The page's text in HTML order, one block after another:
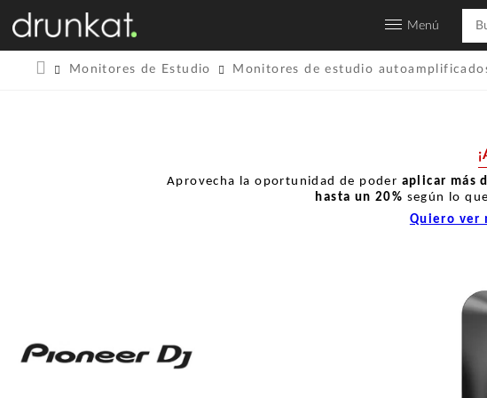
Menú
Monitores de Estudio Monitores de estudio
Aprovecha la oportunidad de poder aplicar más
hasta un 20% según lo
Quiero ver